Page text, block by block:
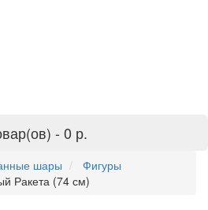
- 0 р.
шары
Фигуры
Ракета (74 см)